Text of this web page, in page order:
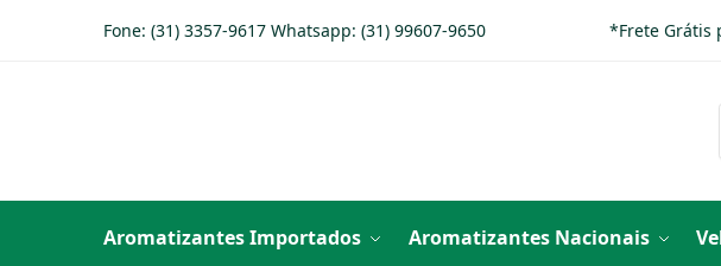
Fone: (31) 3357-9617 Whatsapp: (31) 99607-9650 *Frete Grátis
Aromatizantes Importados Aromatizantes Nacionais